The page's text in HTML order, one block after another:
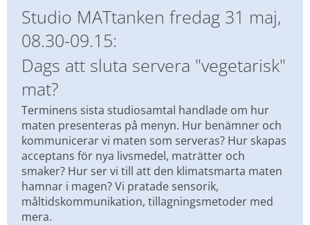
Studio MATtanken fredag 31 maj,
08.30-09.15:
Dags att sluta servera "vegetarisk"
mat?
Terminens sista studiosamtal handlade om hur
maten presenteras på menyn. Hur benämner och
kommunicerar vi maten som serveras? Hur skapas
acceptans för nya livsmedel, maträtter och
smaker? Hur ser vi till att den klimatsmarta maten
hamnar i magen? Vi pratade sensorik,
måltidskommunikation, tillagningsmetoder med
mera.